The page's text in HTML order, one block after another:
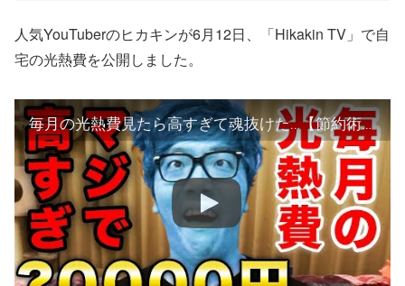
人気YouTuberのヒカキンが6月12日、「Hikakin TV」で自
宅の光熱費を公開しました。
毎月の光熱費見たら高すぎて魂抜けた…【節約術】